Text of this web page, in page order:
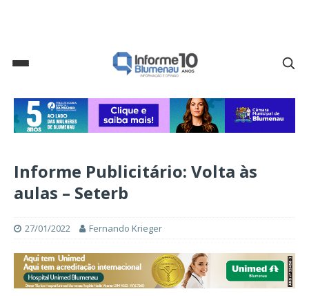
Informe Publicitário: Volta às
aulas – Seterb
27/01/2022 Fernando Krieger